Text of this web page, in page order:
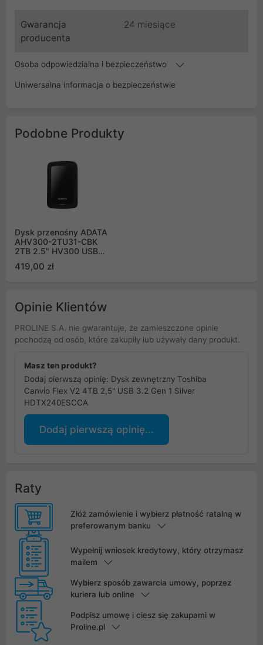
Gwarancja
producenta
24 miesiące
Osoba odpowiedzialna i bezpieczeństwo
Uniwersalna informacja o bezpieczeństwie
Podobne Produkty
Dysk przenośny ADATA
AHV300-2TU31-CBK
2TB 2.5" HV300 USB
3.1 Czarny
419,00 zł
Opinie Klientów
PROLINE S.A. nie gwarantuje, że zamieszczone opinie
pochodzą od osób, które zakupiły lub używały dany produkt.
Masz ten produkt?
Dodaj pierwszą opinię: Dysk zewnętrzny Toshiba
Canvio Flex V2 4TB 2,5" USB 3.2 Gen 1 Silver
HDTX240ESCCA
Dodaj pierwszą opinię...
Raty
Złóż zamówienie i wybierz płatność ratalną w
preferowanym banku
Wypełnij wniosek kredytowy, który otrzymasz
mailem
Wybierz sposób zawarcia umowy, poprzez
kuriera lub online
Podpisz umowę i ciesz się zakupami w
Proline.pl